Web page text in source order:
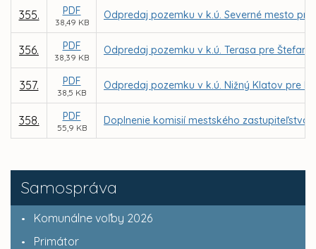
Samospráva
Komunálne voľby 2026
Primátor
355. PDF
38,49 KB
Odpredaj pozemku v k.ú. Severné mesto
356. PDF
38,39 KB
Odpredaj pozemku v k.ú. Terasa pre
357. PDF
38,5 KB
Odpredaj pozemku v k.ú. Nižný Klatov pre
358. PDF
55,9 KB
Doplnenie komisií mestského zastupiteľstva